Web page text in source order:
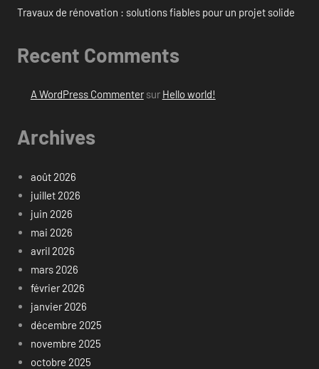
Travaux de rénovation : solutions fiables pour un projet solide
Recent Comments
A WordPress Commentersur Hello world!
Archives
août 2026
juillet 2026
juin 2026
mai 2026
avril 2026
mars 2026
février 2026
janvier 2026
décembre 2025
novembre 2025
octobre 2025